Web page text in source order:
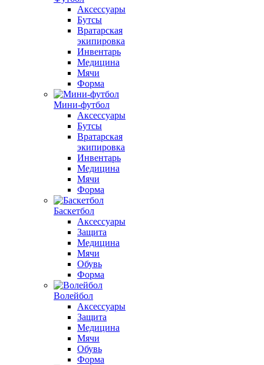
Аксессуары
Бутсы
Вратарская
экипировка
Инвентарь
Медицина
Мячи
Форма
Мини-футбол
Аксессуары
Бутсы
Вратарская
экипировка
Инвентарь
Медицина
Мячи
Форма
Баскетбол
Аксессуары
Защита
Медицина
Мячи
Обувь
Форма
Волейбол
Аксессуары
Защита
Медицина
Мячи
Обувь
Форма